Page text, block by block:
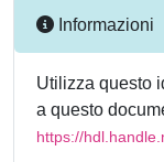
Informazioni
Utilizza questo
a questo
https://